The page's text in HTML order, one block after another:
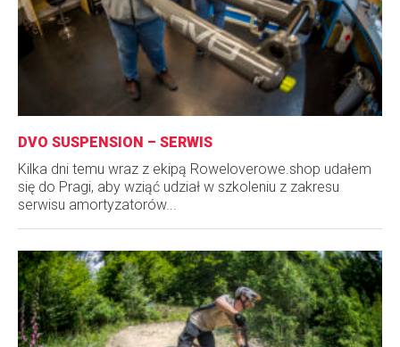
DVO SUSPENSION – SERWIS
Kilka dni temu wraz z ekipą Roweloverowe.shop udałem
się do Pragi, aby wziąć udział w szkoleniu z zakresu
serwisu amortyzatorów...